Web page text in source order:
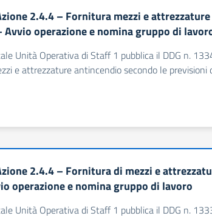
2.4.4 – Fornitura mezzi e
Avvio operazione e nomina gruppo di
Unità Operativa di Staff 1 pubblica il DDG n.
e attrezzature antincendio secondo le
2.4.4 – Fornitura di mezzi e
operazione e nomina gruppo di lavoro
Unità Operativa di Staff 1 pubblica il DDG n.